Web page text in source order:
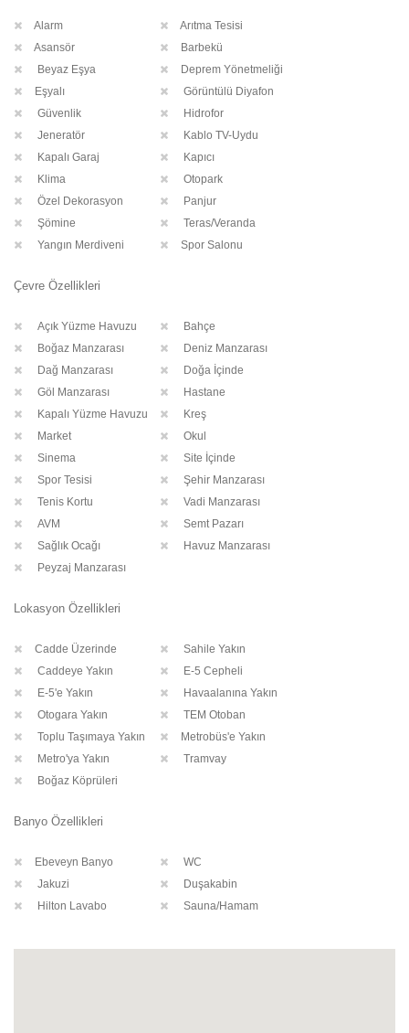
Alarm
Arıtma Tesisi
Asansör
Barbekü
Beyaz Eşya
Deprem Yönetmeliği
Eşyalı
Görüntülü Diyafon
Güvenlik
Hidrofor
Jeneratör
Kablo TV-Uydu
Kapalı Garaj
Kapıcı
Klima
Otopark
Özel Dekorasyon
Panjur
Şömine
Teras/Veranda
Yangın Merdiveni
Spor Salonu
Çevre Özellikleri
Açık Yüzme Havuzu
Bahçe
Boğaz Manzarası
Deniz Manzarası
Dağ Manzarası
Doğa İçinde
Göl Manzarası
Hastane
Kapalı Yüzme Havuzu
Kreş
Market
Okul
Sinema
Site İçinde
Spor Tesisi
Şehir Manzarası
Tenis Kortu
Vadi Manzarası
AVM
Semt Pazarı
Sağlık Ocağı
Havuz Manzarası
Peyzaj Manzarası
Lokasyon Özellikleri
Cadde Üzerinde
Sahile Yakın
Caddeye Yakın
E-5 Cepheli
E-5'e Yakın
Havaalanına Yakın
Otogara Yakın
TEM Otoban
Toplu Taşımaya Yakın
Metrobüs'e Yakın
Metro'ya Yakın
Tramvay
Boğaz Köprüleri
Banyo Özellikleri
Ebeveyn Banyo
WC
Jakuzi
Duşakabin
Hilton Lavabo
Sauna/Hamam